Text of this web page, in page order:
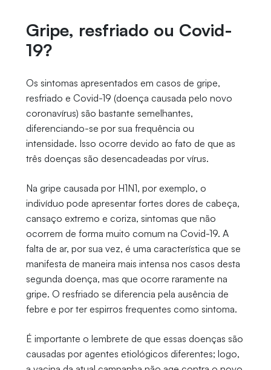
Gripe, resfriado ou Covid-
19?
Os sintomas apresentados em casos de gripe,
resfriado e Covid-19 (doença causada pelo novo
coronavírus) são bastante semelhantes,
diferenciando-se por sua frequência ou
intensidade. Isso ocorre devido ao fato de que as
três doenças são desencadeadas por vírus.
Na gripe causada por H1N1, por exemplo, o
indivíduo pode apresentar fortes dores de cabeça,
cansaço extremo e coriza, sintomas que não
ocorrem de forma muito comum na Covid-19. A
falta de ar, por sua vez, é uma característica que se
manifesta de maneira mais intensa nos casos desta
segunda doença, mas que ocorre raramente na
gripe. O resfriado se diferencia pela ausência de
febre e por ter espirros frequentes como sintoma.
É importante o lembrete de que essas doenças são
causadas por agentes etiológicos diferentes; logo,